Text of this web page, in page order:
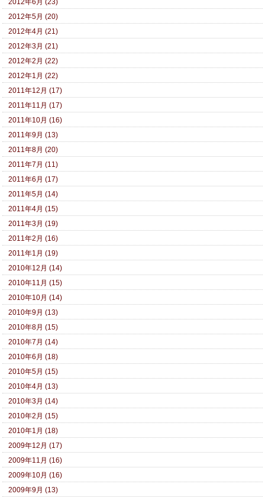
2012年6月 (23)
2012年5月 (20)
2012年4月 (21)
2012年3月 (21)
2012年2月 (22)
2012年1月 (22)
2011年12月 (17)
2011年11月 (17)
2011年10月 (16)
2011年9月 (13)
2011年8月 (20)
2011年7月 (11)
2011年6月 (17)
2011年5月 (14)
2011年4月 (15)
2011年3月 (19)
2011年2月 (16)
2011年1月 (19)
2010年12月 (14)
2010年11月 (15)
2010年10月 (14)
2010年9月 (13)
2010年8月 (15)
2010年7月 (14)
2010年6月 (18)
2010年5月 (15)
2010年4月 (13)
2010年3月 (14)
2010年2月 (15)
2010年1月 (18)
2009年12月 (17)
2009年11月 (16)
2009年10月 (16)
2009年9月 (13)